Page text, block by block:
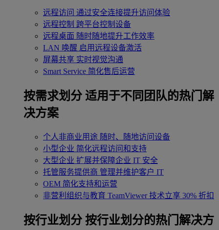
远程访问 通过安全连接提升访问体验
远程控制 跨平台控制设备
远程桌面 随时随地提升工作效率
LAN 唤醒 启用远程设备激活
屏幕共享 实时视觉沟通
Smart Service 简化售后运营
按需求划分 适用于不同团队的热门解
决方案
个人非商业用途 随时、随地访问设备
小型企业 简化远程访问和支持
大型企业 扩展并保障企业 IT 安全
托管服务提供商 管理并维护客户 IT
OEM 简化支持和运营
非营利组织与教育 TeamViewer 技术立享 30% 折扣
‌按行业划分 按行业划分的热门解决方